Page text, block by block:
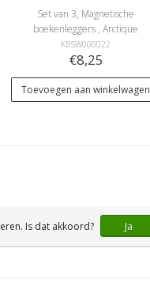
Set van 3, Magnetische
boekenleggers , Arctique
KBSW000022
€8,25
Toevoegen aan winkelwagen
Is dat akkoord? Ja